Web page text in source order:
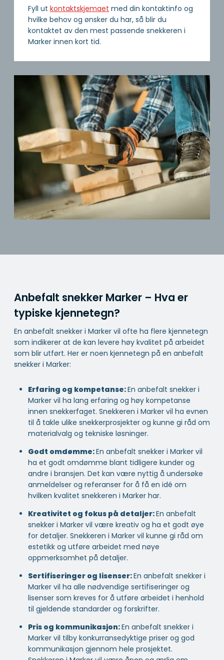
Fyll ut kontaktskjemaet med din kontaktinfo og
hvilke behov og ønsker du har, så blir du
kontaktet av den mest passende snekkeren i
Marker innen kort tid.
Anbefalt snekker Marker – Hva er
typiske kjennetegn?
En anbefalt snekker i Marker vil ofte ha flere kjennetegn
som indikerer at de kan levere høy kvalitet på arbeidet
som blir utført. Her er noen kjennetegn på en anbefalt
snekker i Marker:
Erfaring og kompetanse:En anbefalt snekker i
Marker vil ha lang erfaring og høy kompetanse
innen snekkerfaget. Snekkeren i Marker vil ha evnen
til å takle ulike snekkerprosjekter og kunne gi råd om
materialvalg og tekniske løsninger.
Godt omdømme:En anbefalt snekker i Marker vil
ha et godt omdømme blant tidligere kunder og
andre i bransjen. Det kan være nyttig å undersøke
anmeldelser og referanser for å få en idé om
hvilken kvalitet snekkeren i Marker har.
Kreativitet og fokus på detaljer:En anbefalt
snekker i Marker vil være kreativ og ha et godt øye
for detaljer. Snekkeren i Marker vil kunne gi råd om
estetikk og utføre arbeidet med nøye
oppmerksomhet på detaljer.
Sertifiseringer og lisenser:En anbefalt snekker i
Marker vil ha alle nødvendige sertifiseringer og
lisenser som kreves for å utføre arbeidet i henhold
til gjeldende standarder og forskrifter.
Pris og kommunikasjon:En anbefalt snekker i
Marker vil tilby konkurransedyktige priser og god
kommunikasjon gjennom hele prosjektet.